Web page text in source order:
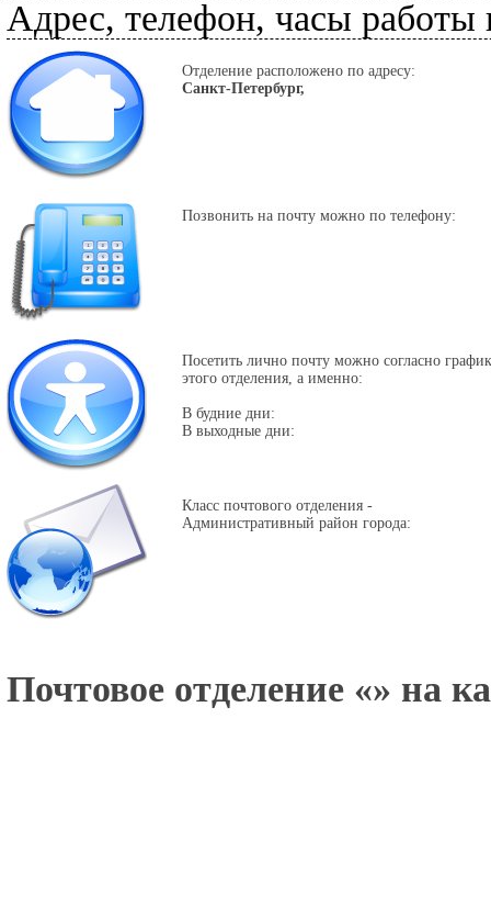
Адрес, телефон, часы работы
Отделение расположено по адресу:
Санкт-Петербург,
Позвонить на почту можно по телефону:
Посетить лично почту можно согласно
этого отделения, а именно:
В будние дни:
В выходные дни:
Класс почтового отделения -
Административный район города:
Почтовое отделение «» на